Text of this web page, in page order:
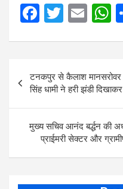
F
b
o
o
k
T
er
E
s
A
p
p
navigation
टनकपुर से कैलाश मानसरोवर
सिंह धामी ने हरी झंडी दिखाकर
मुख्य सचिव आनंद बर्द्धन की
प्राईमरी सेक्टर और